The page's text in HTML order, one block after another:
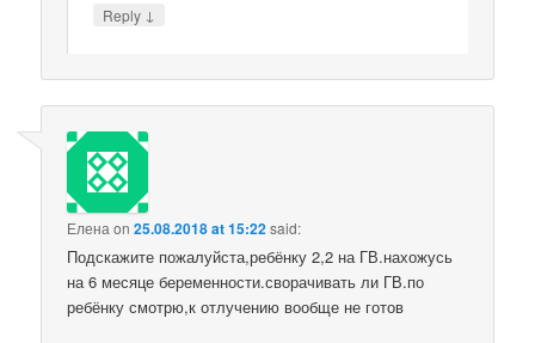
Reply ↓
Елена on25.08.2018 at 15:22said:
Подскажите пожалуйста,ребёнку 2,2 на ГВ.нахожусь
на 6 месяце беременности.сворачивать ли ГВ.по
ребёнку смотрю,к отлучению вообще не готов